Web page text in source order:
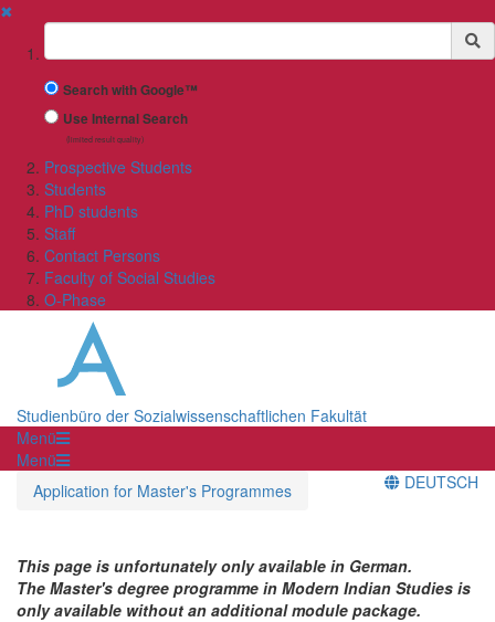
✖
Suchbegriff
Search with Google™
Use Internal Search
(limited result quality)
Prospective Students
Students
PhD students
Staff
Contact Persons
Faculty of Social Studies
O-Phase
Studienbüro der Sozialwissenschaftlichen Fakultät
Menü
Menü
Application for Master's Programmes
DEUTSCH
This page is unfortunately only available in German.
The Master's degree programme in Modern Indian Studies is
only available without an additional module package.